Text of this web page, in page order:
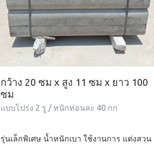
กว้าง 20 ซม x สูง 11 ซม x ยาว 100
ซม
แบบโปร่ง 2 รู / หนักท่อนละ 40 กก
รุ่นเล็กพิเศษ น้ำหนักเบา ใช้งานการ แต่งสวน